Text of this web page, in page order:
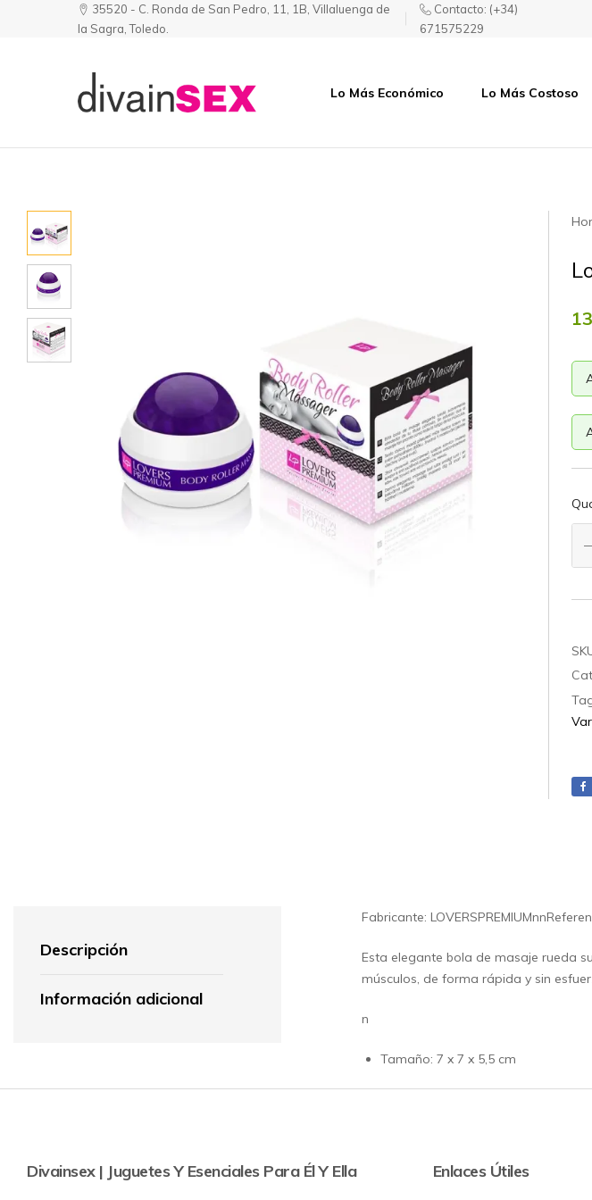
35520 - C. Ronda de San Pedro, 11, 1B, Villaluenga de
la Sagra, Toledo.
Contacto: (+34)
671575229
|Puede
Lo Más Económico Lo Más Costoso
Descripción
Información adicional
Fabricante:
Esta elegante bola de masaje rueda
músculos, de forma rápida y sin
n
Tamaño: 7 x 7 x 5,5 cm
Divainsex | Juguetes Y Esenciales Para Él Y Ella Enlaces Útiles